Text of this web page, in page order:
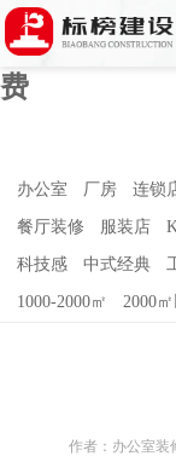
草莓视频污
播放,国产草
费
办公室 厂房 连锁
餐厅装修 服装店
科技感 中式经典
1000-2000㎡ 2000
作者： 办公室装